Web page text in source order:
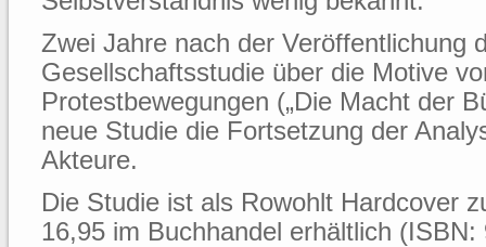
Zwei Jahre nach der Veröffentlichung
Gesellschaftsstudie über die Motive
Protestbewegungen („Die Macht der
neue Studie die Fortsetzung der
Akteure.
Die Studie ist als Rowohlt Hardcover
16,95 im Buchhandel erhältlich